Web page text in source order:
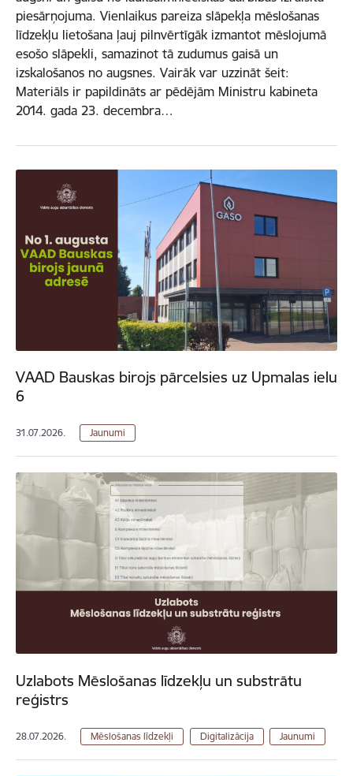
piesārņojuma. Vienlaikus pareiza slāpekļa mēslošanas
līdzekļu lietošana ļauj pilnvērtīgāk izmantot mēslojumā
esošo slāpekli, samazinot tā zudumus gaisā un
izskalošanos no augsnes. Vairāk var uzzināt šeit:
Materiāls ir papildināts ar pēdējām Ministru kabineta
2014. gada 23. decembra…
VAAD Bauskas birojs pārcelsies uz Upmalas ielu
6
31.07.2026. Jaunumi
Uzlabots Mēslošanas līdzekļu un substrātu
reģistrs
28.07.2026. Mēslošanas līdzekļi Digitalizācija Jaunumi